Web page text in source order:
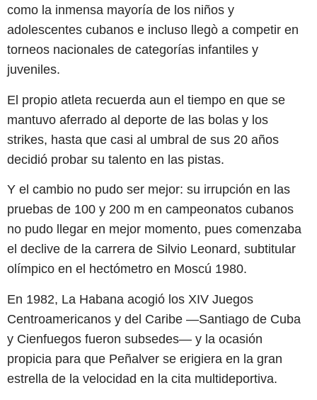
como la inmensa mayoría de los niños y
adolescentes cubanos e incluso llegò a competir en
torneos nacionales de categorías infantiles y
juveniles.
El propio atleta recuerda aun el tiempo en que se
mantuvo aferrado al deporte de las bolas y los
strikes, hasta que casi al umbral de sus 20 años
decidió probar su talento en las pistas.
Y el cambio no pudo ser mejor: su irrupción en las
pruebas de 100 y 200 m en campeonatos cubanos
no pudo llegar en mejor momento, pues comenzaba
el declive de la carrera de Silvio Leonard, subtitular
olímpico en el hectómetro en Moscú 1980.
En 1982, La Habana acogió los XIV Juegos
Centroamericanos y del Caribe —Santiago de Cuba
y Cienfuegos fueron subsedes— y la ocasión
propicia para que Peñalver se erigiera en la gran
estrella de la velocidad en la cita multideportiva.